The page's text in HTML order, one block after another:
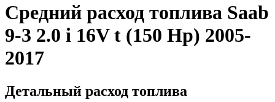
Средний расход топлива Saab
9-3 2.0 i 16V t (150 Hp) 2005-
2017
Детальный расход топлива